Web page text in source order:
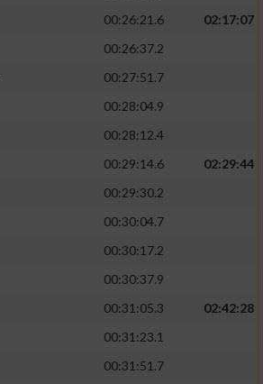
00:26:21.6
02:17:07
00:26:37.2
00:27:51.7
00:28:04.9
00:28:12.4
00:29:14.6
02:29:44
00:29:30.2
00:30:04.7
00:30:17.2
00:30:37.9
00:31:05.3
02:42:28
00:31:23.1
00:31:51.7